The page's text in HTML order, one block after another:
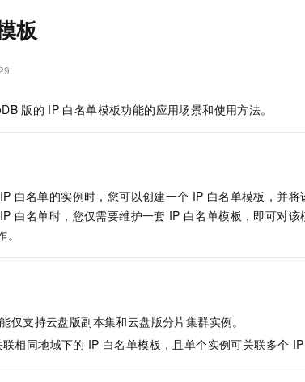
板
版的 IP 白名单模板功能的应用场景和使用方法。
IP 白名单的实例时，您可以创建一个 IP 白名单模板，并将
IP 白名单时，您仅需要维护一套 IP 白名单模板，即可对该
仅支持云盘版副本集和云盘版分片集群实例。
相同地域下的 IP 白名单模板，且单个实例可关联多个 IP